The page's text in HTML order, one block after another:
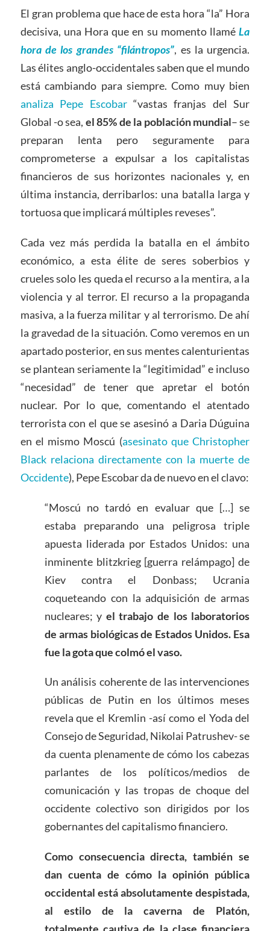
El gran problema que hace de esta hora “la” Hora
decisiva, una Hora que en su momento llaméLa
hora de los grandes “filántropos”, es la urgencia.
Las élites anglo-occidentales saben que el mundo
está cambiando para siempre. Como muy bien
analiza Pepe Escobar“vastas franjas del Sur
Global -o sea, el 85% de la población mundial– se
preparan lenta pero seguramente para
comprometerse a expulsar a los capitalistas
financieros de sus horizontes nacionales y, en
última instancia, derribarlos: una batalla larga y
tortuosa que implicará múltiples reveses”.
Cada vez más perdida la batalla en el ámbito
económico, a esta élite de seres soberbios y
crueles solo les queda el recurso a la mentira, a la
violencia y al terror. El recurso a la propaganda
masiva, a la fuerza militar y al terrorismo. De ahí
la gravedad de la situación. Como veremos en un
apartado posterior, en sus mentes calenturientas
se plantean seriamente la “legitimidad” e incluso
“necesidad” de tener que apretar el botón
nuclear. Por lo que, comentando el atentado
terrorista con el que se asesinó a Daria Dúguina
en el mismo Moscú (asesinato que Christopher
Black relaciona directamente con la muerte de
Occidente), Pepe Escobar da de nuevo en el clavo:
“Moscú no tardó en evaluar que […] se
estaba preparando una peligrosa triple
apuesta liderada por Estados Unidos: una
inminente blitzkrieg [guerra relámpago] de
Kiev contra el Donbass; Ucrania
coqueteando con la adquisición de armas
nucleares; y el trabajo de los laboratorios
de armas biológicas de Estados Unidos. Esa
fue la gota que colmó el vaso.
Un análisis coherente de las intervenciones
públicas de Putin en los últimos meses
revela que el Kremlin -así como el Yoda del
Consejo de Seguridad, Nikolai Patrushev- se
da cuenta plenamente de cómo los cabezas
parlantes de los políticos/medios de
comunicación y las tropas de choque del
occidente colectivo son dirigidos por los
gobernantes del capitalismo financiero.
Como consecuencia directa, también se
dan cuenta de cómo la opinión pública
occidental está absolutamente despistada,
al estilo de la caverna de Platón,